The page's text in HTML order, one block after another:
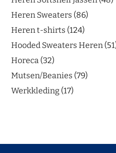
Heren Sweaters 86
Heren t-shirts 124
Hooded Sweaters Heren 51
Horeca 32
Mutsen/Beanies 79
Werkkleding 17